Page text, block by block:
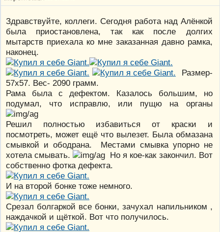
Здравствуйте, коллеги. Сегодня работа над Алёнкой
была приостановлена, так как после долгих
мытарств приехала ко мне заказанная давно рамка,
наконец.
Размер-
57х57. Вес- 2090 грамм.
Рама была с дефектом. Казалось большим, но
подумал, что исправлю, или пущю на органы
Решил полностью избавиться от краски и
посмотреть, может ещё что вылезет. Была обмазана
смывкой и ободрана. Местами смывка упорно не
хотела смывать.
Но я кое-как закончил. Вот
собственно фотка дефекта.
И на второй бонке тоже немного.
Срезал болгаркой все бонки, зачухал напильником ,
наждачкой и щёткой. Вот что получилось.